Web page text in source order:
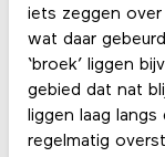
iets zeggen
wat daar
‘broek’ liggen
gebied dat nat
liggen laag
regelmatig